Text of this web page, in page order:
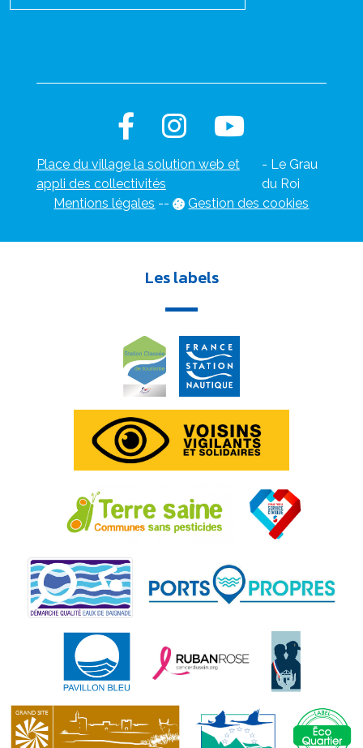
Place du village la solution web et
appli des collectivités
- Le Grau
du Roi
Mentions légales -- Gestion des cookies
Les labels